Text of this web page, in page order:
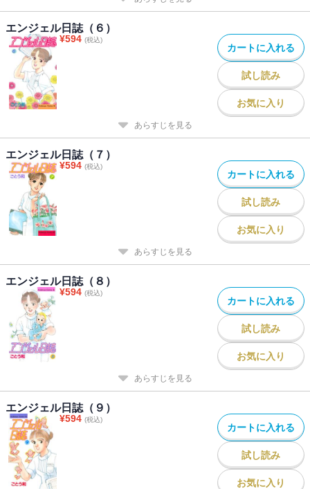
エンジェル日誌（６）
¥594 (税込)
カートに入れる
試し読み
お気に入り
あらすじを見る
エンジェル日誌（７）
¥594 (税込)
カートに入れる
試し読み
お気に入り
あらすじを見る
エンジェル日誌（８）
¥594 (税込)
カートに入れる
試し読み
お気に入り
あらすじを見る
エンジェル日誌（９）
¥594 (税込)
カートに入れる
試し読み
お気に入り